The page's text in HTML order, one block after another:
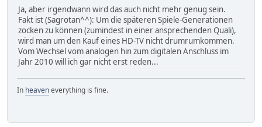
Ja, aber irgendwann wird das auch nicht mehr genug sein.
Fakt ist (Sagrotan^^): Um die späteren Spiele-Generationen
zocken zu können (zumindest in einer ansprechenden Quali),
wird man um den Kauf eines HD-TV nicht drumrumkommen.
Vom Wechsel vom analogen hin zum digitalen Anschluss im
Jahr 2010 will ich gar nicht erst reden...
In heaveneverything is fine.